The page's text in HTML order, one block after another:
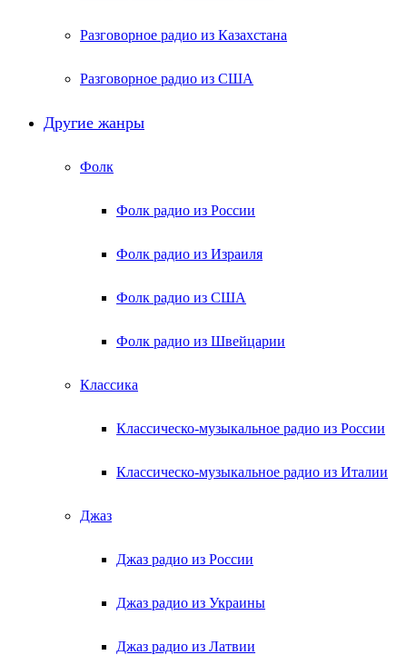
Разговорное радио из Казахстана
Разговорное радио из США
Другие жанры
Фолк
Фолк радио из России
Фолк радио из Израиля
Фолк радио из США
Фолк радио из Швейцарии
Классика
Классическо-музыкальное радио из России
Классическо-музыкальное радио из Италии
Джаз
Джаз радио из России
Джаз радио из Украины
Джаз радио из Латвии